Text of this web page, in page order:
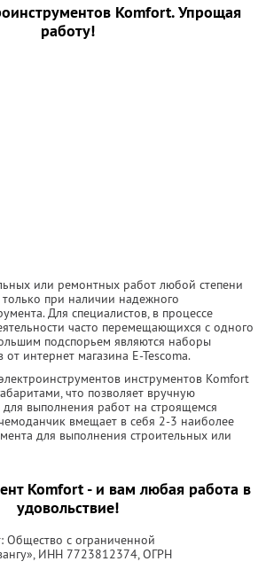
Komfort. Упрощая
работу!
или ремонтных работ любой степени
при наличии надежного
Для специалистов, в процессе
часто перемещающихся с одного
подспорьем являются наборы
интернет магазина E-Tescoma.
инструментов Komfort
что позволяет вручную
для выполнения работ на строящемся
вмещает в себя 2-3 наиболее
для выполнения строительных или
Komfort - и вам любая работа в
удовольствие!
Общество с ограниченной
ИНН 7723812374, ОГРН